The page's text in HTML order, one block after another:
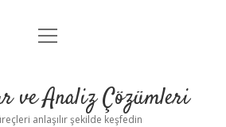
Anasayfa
Yasal Uyarı
menüyü
ve Analiz Çözümleri
anlaşılır şekilde keşfedin